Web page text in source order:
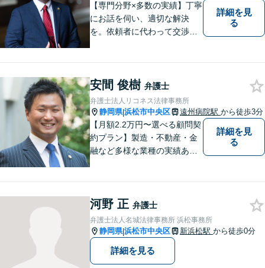
【専門分野×多数の実績】丁寧
にお話を伺い、適切な解決
を。依頼者に代わって交渉・
法律事務所】
詳細を見
る
安間 俊樹 弁護士
弁護士法人リコネス法律事務所
静岡県|浜松市中央区 遠州病院駅 から徒歩3分
【月額2.2万円〜選べる顧問契
約プラン】製造・不動産・金
融など多様な業種の実績あ
チームが365日対応！身近な
法律家として、皆さまの不安
を安心に変えます【全国対
応】
詳細を見
る
河野 正 弁護士
弁護士法人名城法律事務所 浜松事務所
静岡県|浜松市中央区 新浜松駅 から徒歩0分
詳細を見る